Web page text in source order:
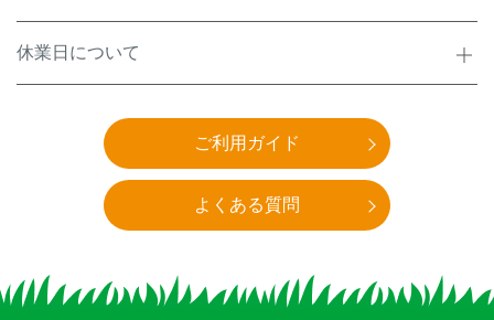
休業日について
ご利用ガイド
よくある質問